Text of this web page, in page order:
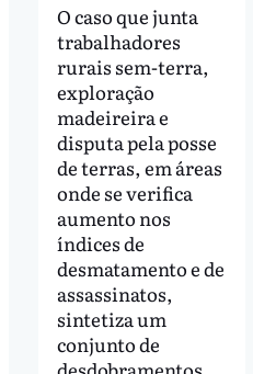
O caso que junta
trabalhadores
rurais sem-terra,
exploração
madeireira e
disputa pela posse
de terras, em áreas
onde se verifica
aumento nos
índices de
desmatamento e de
assassinatos,
sintetiza um
conjunto de